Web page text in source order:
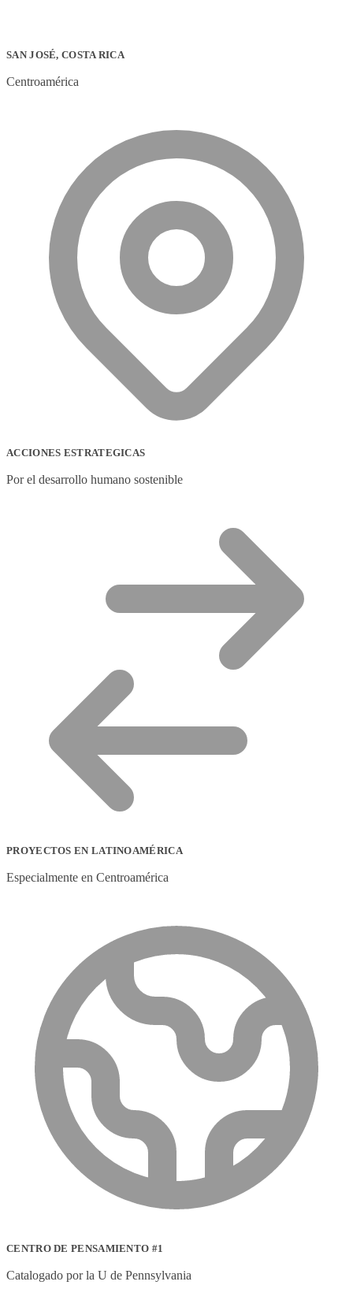
SAN JOSÉ, COSTA RICA
Centroamérica
ACCIONES ESTRATEGICAS
Por el desarrollo humano sostenible
PROYECTOS EN LATINOAMÉRICA
Especialmente en Centroamérica
CENTRO DE PENSAMIENTO #1
Catalogado por la U de Pennsylvania